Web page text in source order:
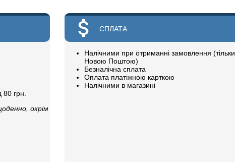
80 грн.
окрім
СПЛАТА
Налічними при отриманні замовлення (тільки
Новою Поштою)
Безналічна сплата
Оплата платіжною карткою
Налічними в магазині